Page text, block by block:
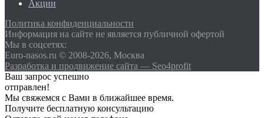
Акции
Политика конфиденциальности
Информация на сайте не является публичной офертой
Мы в соцсетях:
Euro-nasos.ru © 2008-2026, Москва
Разработка и продвижение сайта — Seo4profit
Ваш запрос успешно
отправлен!
Мы свяжемся с Вами в ближайшее время.
Получите бесплатную консультацию